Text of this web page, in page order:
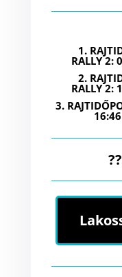
1.
RALLY 2:
2.
RALLY 2:
3.